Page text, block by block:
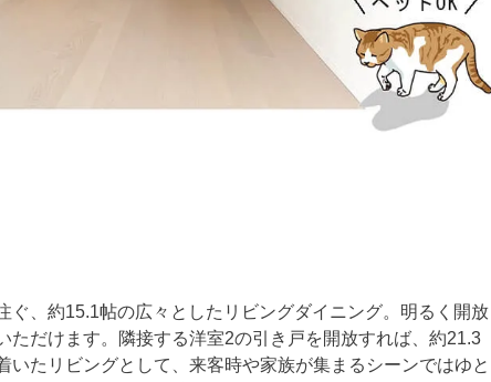
ぐ、約15.1帖の広々としたリビングダイニング。明るく開放
ただけます。隣接する洋室2の引き戸を開放すれば、約21.3
たリビングとして、来客時や家族が集まるシーンではゆと